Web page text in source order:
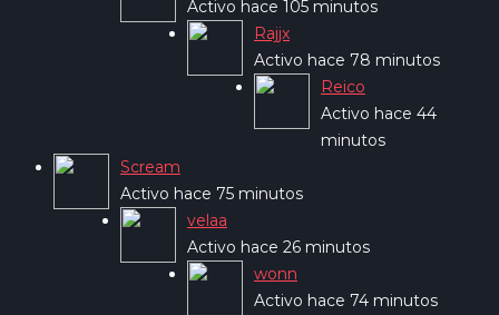
Activo hace 105 minutos
Rajjx
Activo hace 78 minutos
Reico
Activo hace 44
minutos
Scream
Activo hace 75 minutos
velaa
Activo hace 26 minutos
wonn
Activo hace 74 minutos